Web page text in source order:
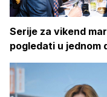
Serije za vikend
pogledati u jednom